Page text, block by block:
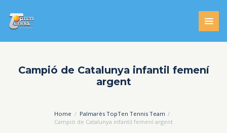
Campió de Catalunya infantil femení
argent
Home
Palmarès TopTen Tennis Team
Campió de Catalunya infantil femení argent